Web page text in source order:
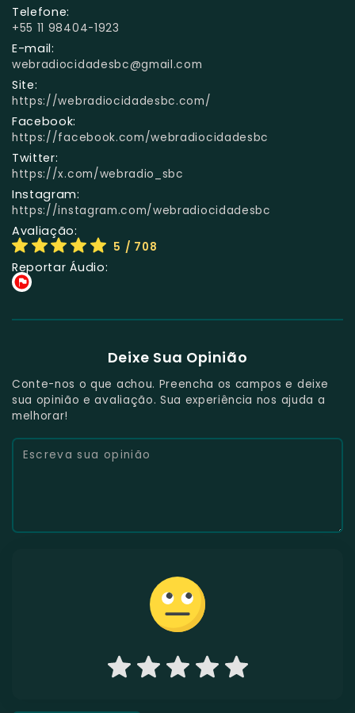
Telefone:
+55 11 98404-1923
E-mail:
webradiocidadesbc@gmail.com
Site:
https://webradiocidadesbc.com/
Facebook:
https://facebook.com/webradiocidadesbc
Twitter:
https://x.com/webradio_sbc
Instagram:
https://instagram.com/webradiocidadesbc
Avaliação:
5 / 708
Reportar Áudio:
Deixe Sua Opinião
Conte-nos o que achou. Preencha os campos e deixe
sua opinião e avaliação. Sua experiência nos ajuda a
melhorar!